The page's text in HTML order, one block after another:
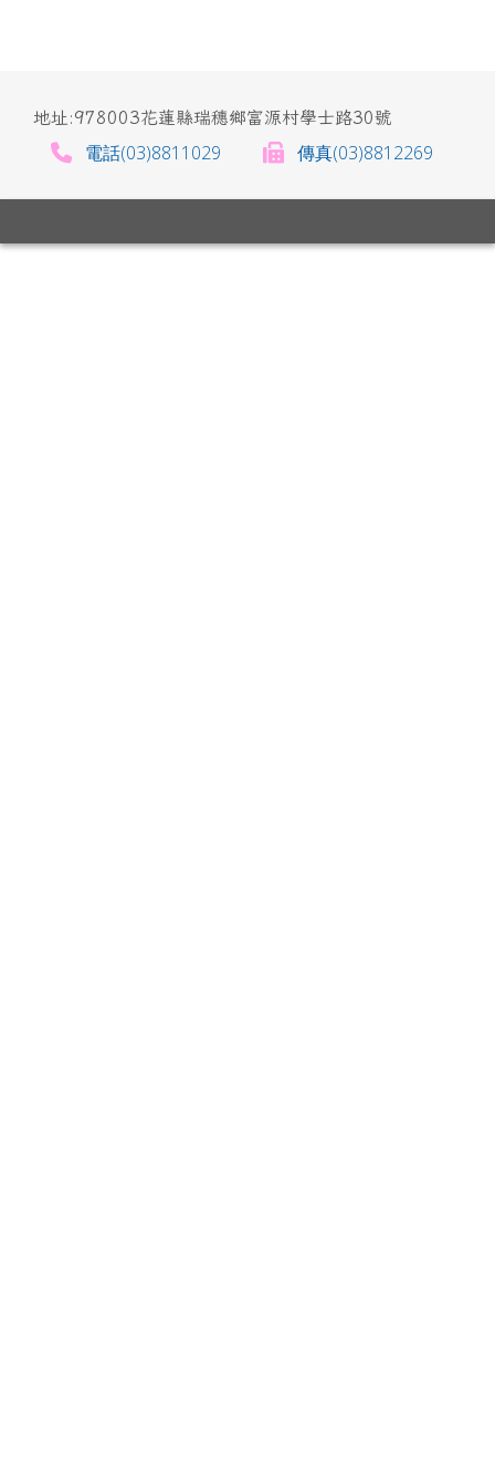
地址:978003花蓮縣瑞穗鄉富源村學士路30號
電話(03)8811029 傳真(03)8812269